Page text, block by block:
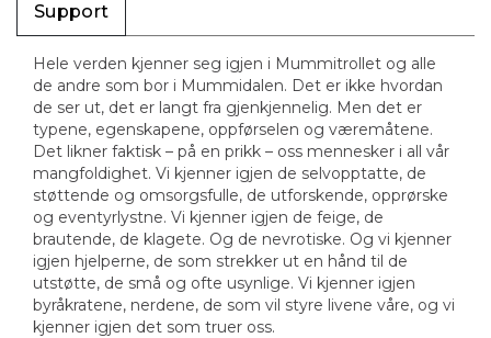
Support
Hele verden kjenner seg igjen i Mummitrollet og alle
de andre som bor i Mummidalen. Det er ikke hvordan
de ser ut, det er langt fra gjenkjennelig. Men det er
typene, egenskapene, oppførselen og væremåtene.
Det likner faktisk – på en prikk – oss mennesker i all vår
mangfoldighet. Vi kjenner igjen de selvopptatte, de
støttende og omsorgsfulle, de utforskende, opprørske
og eventyrlystne. Vi kjenner igjen de feige, de
brautende, de klagete. Og de nevrotiske. Og vi kjenner
igjen hjelperne, de som strekker ut en hånd til de
utstøtte, de små og ofte usynlige. Vi kjenner igjen
byråkratene, nerdene, de som vil styre livene våre, og vi
kjenner igjen det som truer oss.